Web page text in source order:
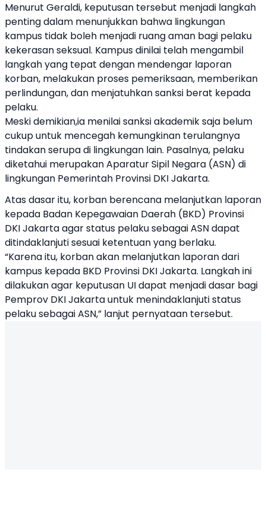
Menurut Geraldi, keputusan tersebut menjadi langkah
penting dalam menunjukkan bahwa lingkungan
kampus tidak boleh menjadi ruang aman bagi pelaku
kekerasan seksual. Kampus dinilai telah mengambil
langkah yang tepat dengan mendengar laporan
korban, melakukan proses pemeriksaan, memberikan
perlindungan, dan menjatuhkan sanksi berat kepada
pelaku.
Meski demikian,ia menilai sanksi akademik saja belum
cukup untuk mencegah kemungkinan terulangnya
tindakan serupa di lingkungan lain. Pasalnya, pelaku
diketahui merupakan Aparatur Sipil Negara (ASN) di
lingkungan Pemerintah Provinsi DKI Jakarta.
Atas dasar itu, korban berencana melanjutkan laporan
kepada Badan Kepegawaian Daerah (BKD) Provinsi
DKI Jakarta agar status pelaku sebagai ASN dapat
ditindaklanjuti sesuai ketentuan yang berlaku.
“Karena itu, korban akan melanjutkan laporan dari
kampus kepada BKD Provinsi DKI Jakarta. Langkah ini
dilakukan agar keputusan UI dapat menjadi dasar bagi
Pemprov DKI Jakarta untuk menindaklanjuti status
pelaku sebagai ASN,” lanjut pernyataan tersebut.